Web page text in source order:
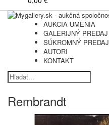
AUKCIA UMENIA
GALERIJNÝ PREDAJ
SÚKROMNÝ PREDAJ
AUTORI
KONTAKT
Rembrandt